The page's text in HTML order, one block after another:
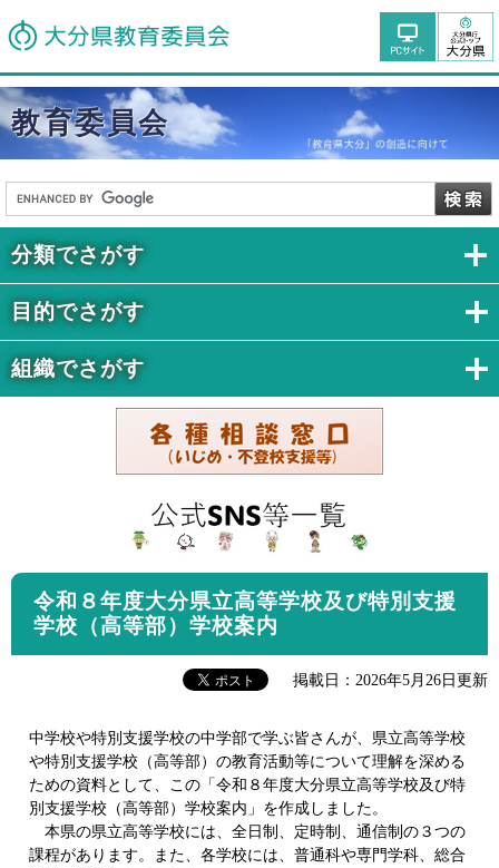
教育委員会
令和８年度大分県立高等学校及び特別支援
学校（高等部）学校案内
掲載日：2026年5月26日更新
中学校や特別支援学校の中学部で学ぶ皆さんが、県立高等学校
や特別支援学校（高等部）の教育活動等について理解を深める
ための資料として、この「令和８年度大分県立高等学校及び特
別支援学校（高等部）学校案内」を作成しました。
本県の県立高等学校には、全日制、定時制、通信制の３つの
課程があります。また、各学校には、普通科や専門学科、総合
分類でさがす
目的でさがす
組織でさがす